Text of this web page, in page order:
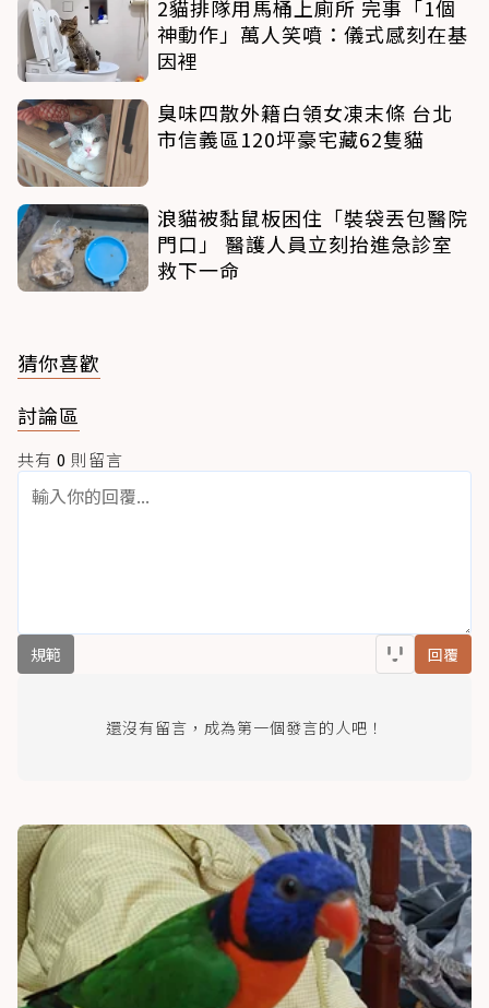
2貓排隊用馬桶上廁所 完事「1個
神動作」萬人笑噴：儀式感刻在基
因裡
臭味四散外籍白領女凍末條 台北
市信義區120坪豪宅藏62隻貓
浪貓被黏鼠板困住「裝袋丟包醫院
門口」 醫護人員立刻抬進急診室
救下一命
猜你喜歡
討論區
共有 0 則留言
規範 回覆
還沒有留言，成為第一個發言的人吧！